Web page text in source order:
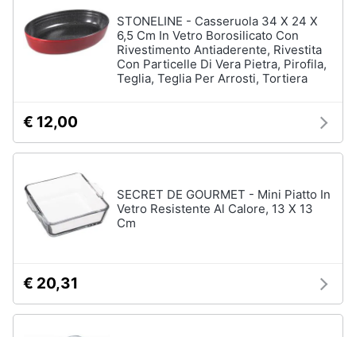
STONELINE - Casseruola 34 X 24 X
6,5 Cm In Vetro Borosilicato Con
Rivestimento Antiaderente, Rivestita
Con Particelle Di Vera Pietra, Pirofila,
Teglia, Teglia Per Arrosti, Tortiera
€ 12,00
SECRET DE GOURMET - Mini Piatto In
Vetro Resistente Al Calore, 13 X 13
Cm
€ 20,31